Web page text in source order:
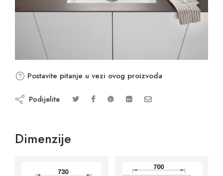
Postavite pitanje u vezi ovog proizvoda
Podijelite
Dimenzije